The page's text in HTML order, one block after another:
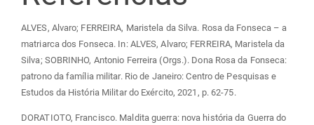
ALVES, Alvaro; FERREIRA, Maristela da Silva. Rosa da Fonseca – a
matriarca dos Fonseca. In: ALVES, Alvaro; FERREIRA, Maristela da
Silva; SOBRINHO, Antonio Ferreira (Orgs.). Dona Rosa da Fonseca:
patrono da família militar. Rio de Janeiro: Centro de Pesquisas e
Estudos da História Militar do Exército, 2021, p. 62-75.
DORATIOTO, Francisco. Maldita guerra: nova história da Guerra do